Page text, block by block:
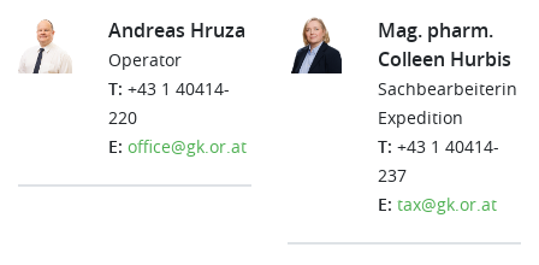
Andreas Hruza
Operator
T: +43 1 40414-
220
E: office@gk.or.at
Mag. pharm.
Colleen Hurbis
Sachbearbeiterin
Expedition
T: +43 1 40414-
237
E: tax@gk.or.at